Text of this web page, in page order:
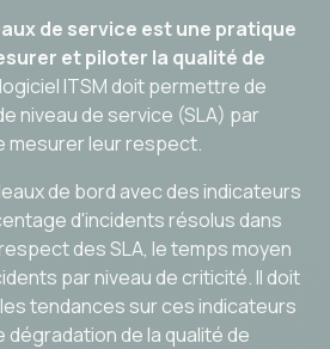
de service est une pratique
et piloter la qualité de
logiciel ITSM doit permettre de
niveau de service (SLA) par
mesurer leur respect.
de bord avec des indicateurs
d'incidents résolus dans
des SLA, le temps moyen
par niveau de criticité. Il doit
tendances sur ces indicateurs
de la qualité de